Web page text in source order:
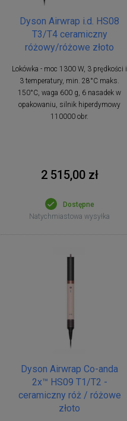
Dyson Airwrap i.d. HS08
T3/T4 ceramiczny
różowy/różowe złoto
Lokówka - moc 1300 W, 3 prędkości i
3 temperatury, min. 28°C maks.
150°C, waga 600 g, 6 nasadek w
opakowaniu, silnik hiperdymowy
110000 obr.
2 515,00 zł
Dostępne
Natychmiastowa wysyłka
Dyson Airwrap Co-anda
2x™ HS09 T1/T2 -
ceramiczny róż / różowe
złoto